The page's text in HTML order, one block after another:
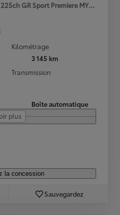
GR Sport Premiere MY25
Kilométrage
3 145 km
Transmission
Boîte automatique
plus
la concession
Sauvegardez